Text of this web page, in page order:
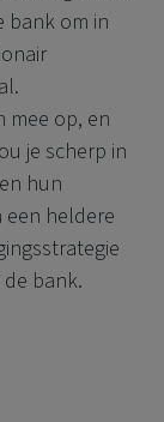
bank om in
mee op, en
je scherp in
hun
een heldere
bank.